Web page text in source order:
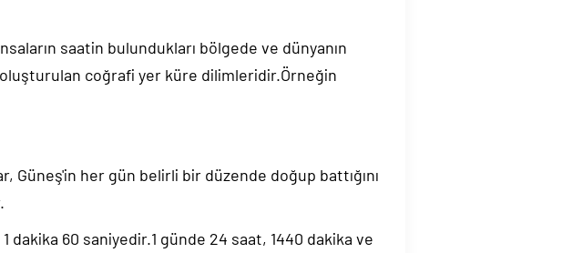
saatin bulundukları bölgede ve dünyanın
coğrafi yer küre dilimleridir.Örneğin
Güneş'in her gün belirli bir düzende doğup battığını
60 saniyedir.1 günde 24 saat, 1440 dakika ve